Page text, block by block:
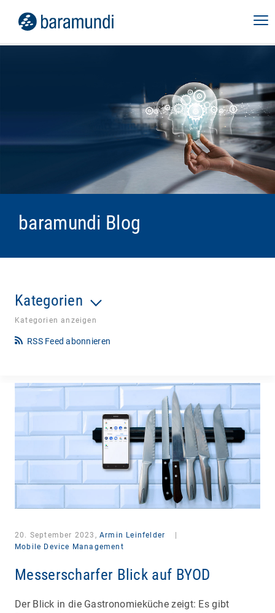
baramundi Blog
Kategorien
Kategorien anzeigen
RSS Feed abonnieren
20. September 2023, Armin Leinfelder
Mobile Device Management
Messerscharfer Blick auf BYOD
Der Blick in die Gastronomieküche zeigt: Es gibt